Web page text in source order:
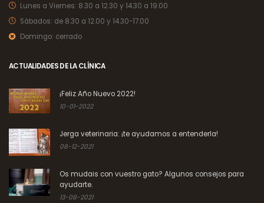
Lunes a Viernes: 8.30 a 12.30 y 14.30 a 19.00
Sábados: de 8.30 a 12.00 y 14.30-17.00
Domingo: cerrado
ACTUALIDADES DE LA CLÍNICA
¡Feliz Año Nuevo 2022!
10-01-2022
Jerga veterinaria: ¡te ayudamos a entenderla!
08-12-2021
Os mudais con vuestro gato? Algunos consejos para
ayudarte.
13-08-2021